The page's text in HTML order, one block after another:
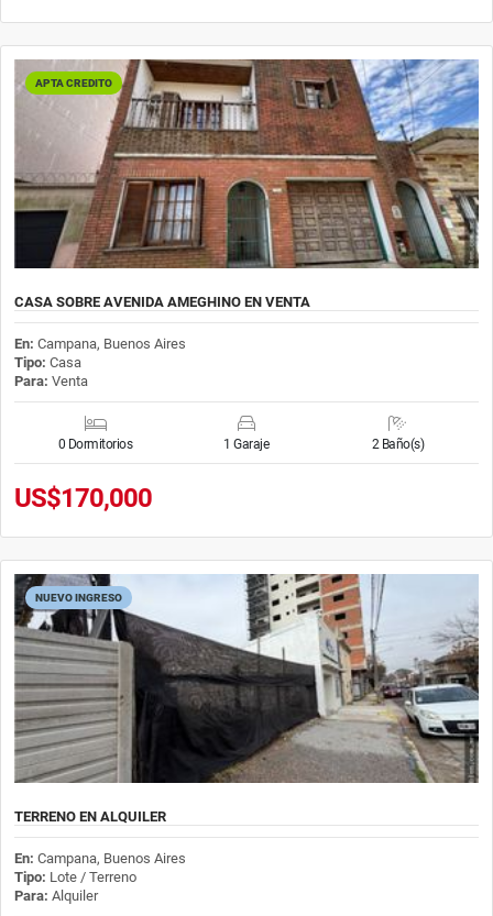
APTA CREDITO
CASA SOBRE AVENIDA AMEGHINO EN VENTA
En: Campana, Buenos Aires
Tipo: Casa
Para: Venta
0 Dormitorios 1 Garaje 2 Baño(s)
US$170,000
NUEVO INGRESO
TERRENO EN ALQUILER
En: Campana, Buenos Aires
Tipo: Lote / Terreno
Para: Alquiler